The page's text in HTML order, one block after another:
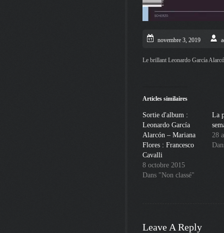
novembre 3, 2019
Le brillant Leonardo García
Articles similaires
Sortie d'album :
Leonardo García
Alarcón – Mariana
Flores : Francesco
Cavalli
8 octobre 2015
Dans "Non classé"
La
28
Leave A Reply